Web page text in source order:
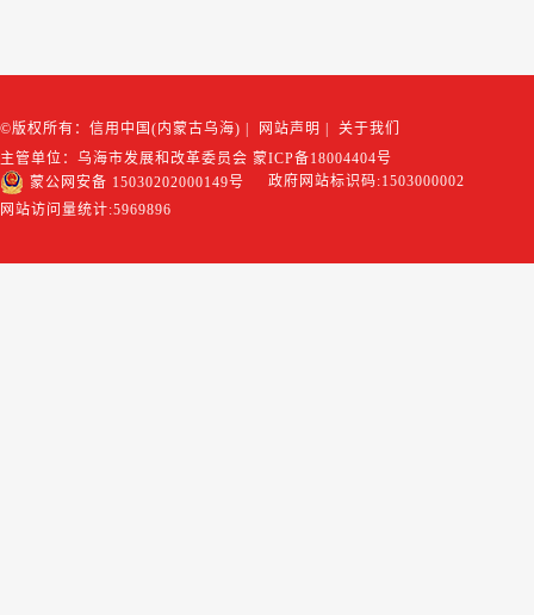
©版权所有：信用中国(内蒙古乌海) 网站声明
关于我们
主管单位：乌海市发展和改革委员会 蒙ICP备18004404号
蒙公网安备 15030202000149号
政府网站标识码:1503000002
网站访问量统计:5969896